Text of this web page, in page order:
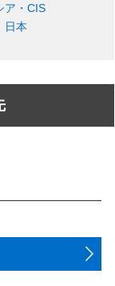
ア・CIS
日本